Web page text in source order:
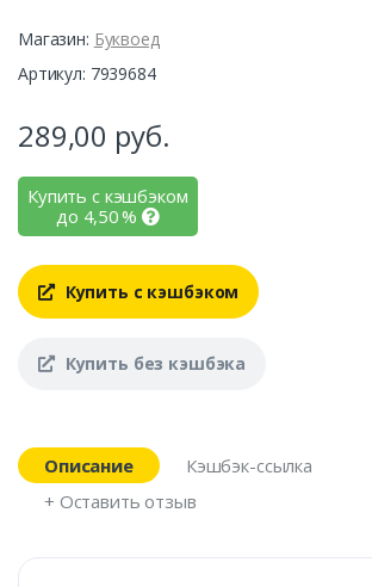
Магазин: Буквоед
Артикул: 7939684
289,00 руб.
Купить с кэшбэком
до 4,50%
Купить с кэшбэком
Купить без кэшбэка
Описание
Кэшбэк-ссылка
+ Оставить отзыв